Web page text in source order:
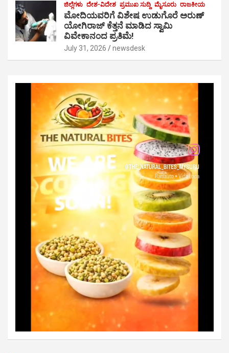
ಜಿಲ್ಲೆಗಳು ದೇಶ-ವಿದೇಶ ಪ್ರಮುಖ ಸುದ್ದಿ ಮೈಸೂರು ರಾಜಕೀಯ
ಮೋದಿಯವರಿಗೆ ವಿಶೇಷ ಉಡುಗೊರೆ ಅರುಣ್
ಯೋಗಿರಾಜ್ ಕೆತ್ತನೆ ಮಾಡಿದ ಸ್ವಾಮಿ
ವಿವೇಕಾನಂದ ಪ್ರತಿಮೆ!
July 31, 2026 newsdesk